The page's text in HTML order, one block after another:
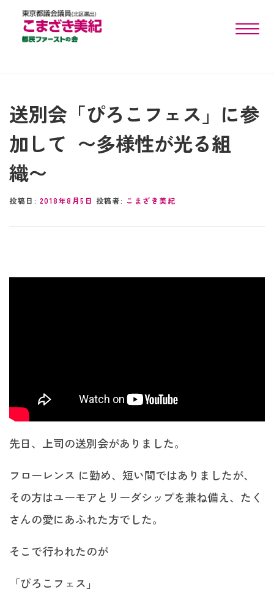
toggle
送別会「ぴろこフェス」に参
加して 〜多様性が光る組
織〜
投稿日: 2018年8月5日 投稿者: こまざき美紀
先日、上司の送別会がありました。
フローレンス に勤め、短い間ではありましたが、
その方はユーモアとリーダシップを兼ね備え、たく
さんの愛にあふれた方でした。
そこで行われたのが
「ぴろこフェス」